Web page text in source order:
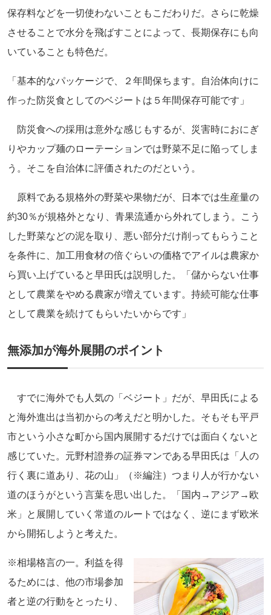
保存料などを一切使わないこともこだわりだ。さらに乾燥
させることで水分を飛ばすことによって、長期保存にも向
いていることも特色だ。
「基本的なパッケージで、２年間保ちます。自治体向けに
作った防災食としてのベジートは５年間保存可能です」
防災食への採用は意外な感じもするが、災害時におにぎ
りやカップ麺のローテーションでは野菜不足に陥ってしま
う。そこを自治体に評価されたのだという。
原料である規格外の野菜や果物だが、日本では生産量の
約30％が規格外となり、青果流通から外れてしまう。こう
した野菜などの泥を取り、悪い部分だけ削ってもらうこと
を条件に、加工用食材の倍ぐらいの価格でアイルは農家か
ら買い上げていると早田氏は説明した。「儲からない仕事
として農業をやめる農家が増えています。持続可能な仕事
として農業を続けてもらいたいからです」
無添加が海外展開のポイント
すでに海外でも人気の「ベジート」だが、早田氏による
と海外進出は当初からの考えだと明かした。そもそも平戸
市という小さな町から国内展開するだけでは面白くないと
感じていた。元野村證券の証券マンである早田氏は「人の
行く裏に道あり、花の山」（※編注）つまり人が行かない
道のほうがという言葉を思い出した。「国内→アジア→欧
米」と展開していく常道のルートではなく、逆にまず欧米
から開拓しようと考えた。
※相場格言の一。利益を得
るためには、他の市場参加
者と逆の行動をとったり、